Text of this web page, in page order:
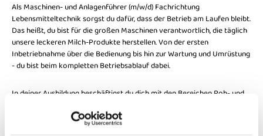
Als Maschinen- und Anlagenführer (m/w/d) Fachrichtung
Lebensmitteltechnik sorgst du dafür, dass der Betrieb am Laufen bleibt.
Das heißt, du bist für die großen Maschinen verantwortlich, die täglich
unsere leckeren Milch-Produkte herstellen. Von der ersten
Inbetriebnahme über die Bedienung bis hin zur Wartung und Umrüstung
- du bist beim kompletten Betriebsablauf dabei.
In deiner Ausbildung beschäftigst du dich mit den Bereichen Roh- und
Verpackungsmaschinen, Lagern und Verpacken von Produkten und